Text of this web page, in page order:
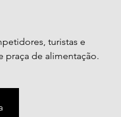
turistas e
praça de alimentação.